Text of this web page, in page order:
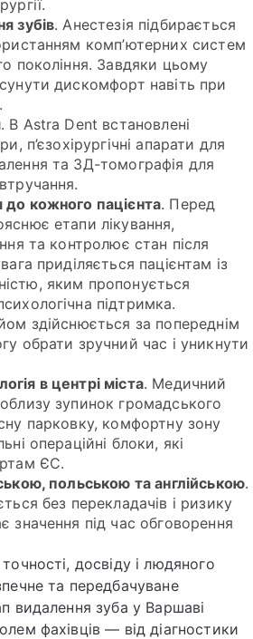
зубів. Анестезія підбирається
комп’ютерних систем
покоління. Завдяки цьому
дискомфорт навіть при
. В Astra Dent встановлені
п’єзохірургічні апарати для
та 3Д-томографія для
кожного пацієнта. Перед
етапи лікування,
та контролює стан після
приділяється пацієнтам із
яким пропонується
підтримка.
здійснюється за попереднім
обрати зручний час і уникнути
в центрі міста. Медичний
зупинок громадського
парковку, комфортну зону
операційні блоки, які
ЄС.
польською та англійською.
без перекладачів і ризику
значення під час обговорення
досвіду і людяного
та передбачуване
видалення зуба у Варшаві
фахівців — від діагностики